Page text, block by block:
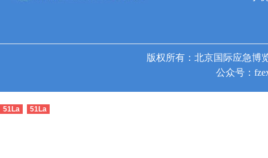
版权所有：北京国际应急博
公众号：
51La 51La